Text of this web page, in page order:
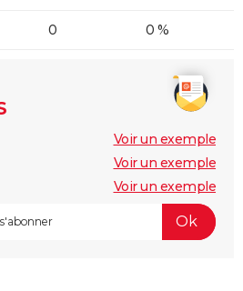
0 0 %
Voir un exemple
Voir un exemple
Voir un exemple